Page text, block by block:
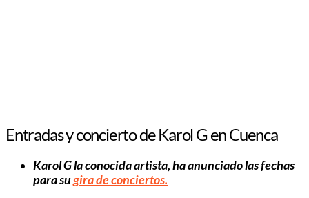
Entradas y concierto de Karol G en Cuenca
Karol G la conocida artista, ha anunciado las fechas
para sugira de conciertos.